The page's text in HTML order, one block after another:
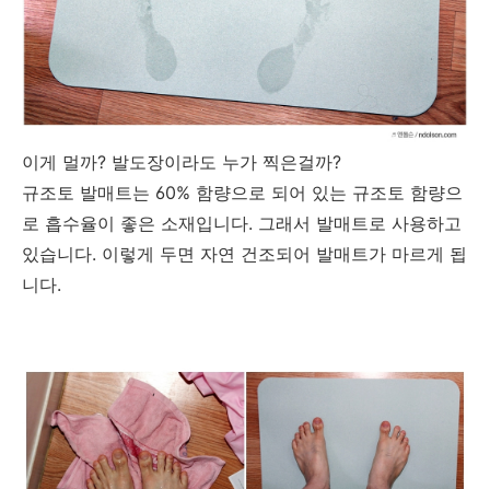
이게 멀까? 발도장이라도 누가 찍은걸까?
규조토 발매트는 60% 함량으로 되어 있는 규조토 함량으
로 흡수율이 좋은 소재입니다. 그래서 발매트로 사용하고
있습니다. 이렇게 두면 자연 건조되어 발매트가 마르게 됩
니다.